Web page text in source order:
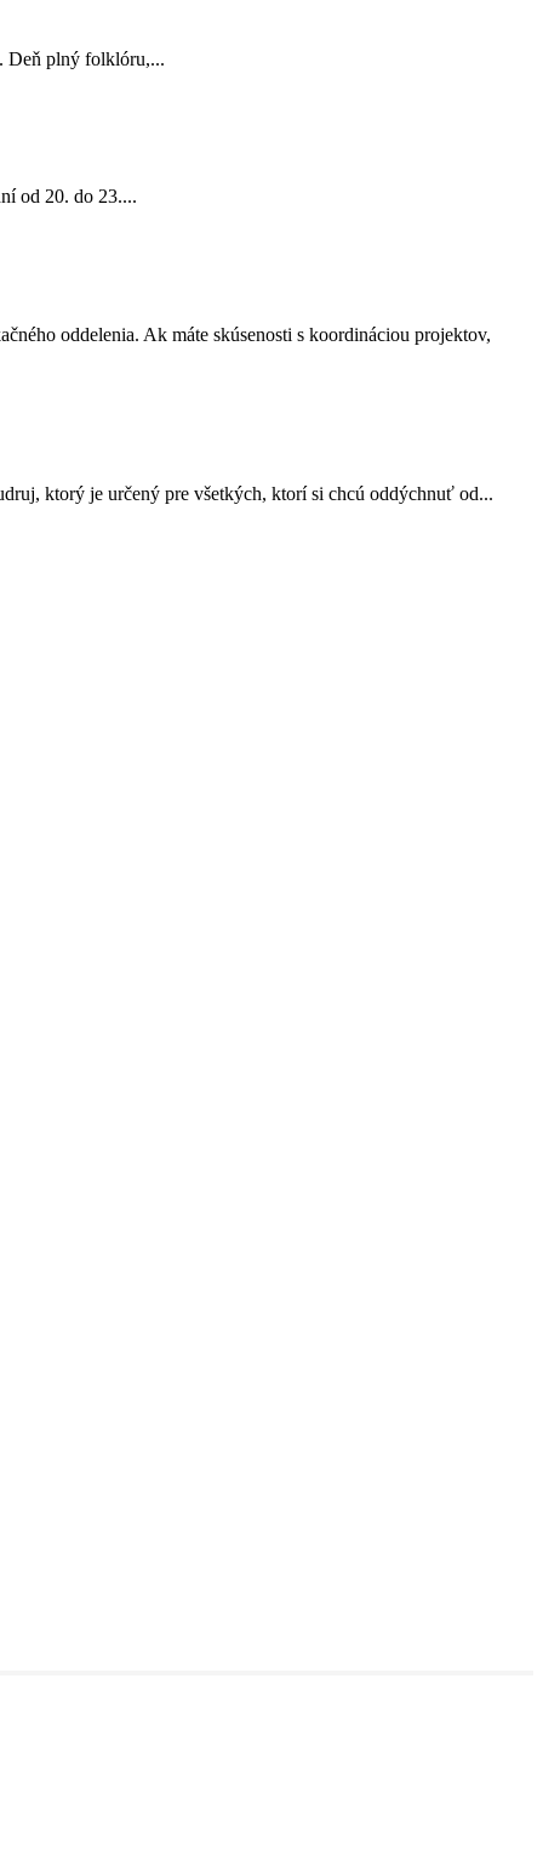
Deň plný folklóru,...
od 20. do 23....
oddelenia. Ak máte skúsenosti s koordináciou projektov,
ktorý je určený pre všetkých, ktorí si chcú oddýchnuť od...